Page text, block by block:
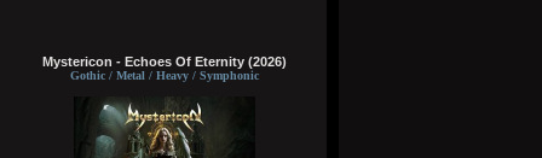
Mystericon - Echoes Of Eternity (2026)
Gothic / Metal / Heavy / Symphonic